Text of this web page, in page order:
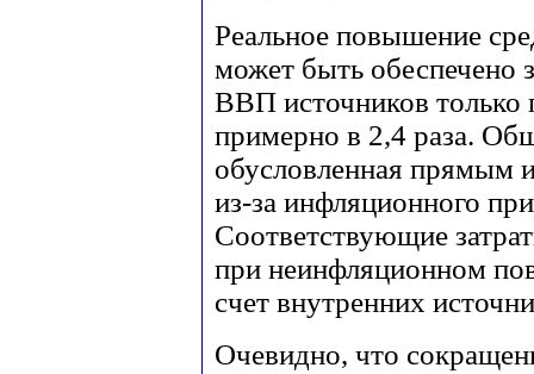
Реальное повышение
может быть обеспечено
ВВП источников только
примерно в 2,4 раза.
обусловленная
из-за инфляционного
Соответствующие
при неинфляционном
счет внутренних
Очевидно, что